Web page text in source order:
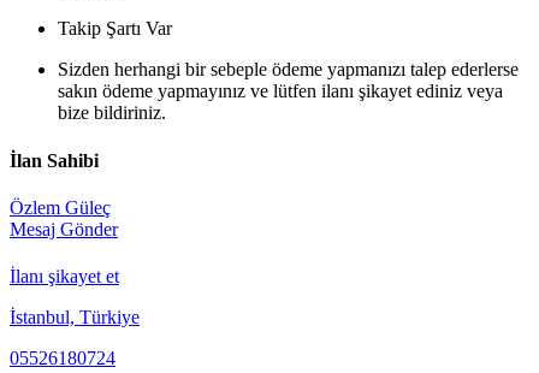
Takip Şartı Var
Sizden herhangi bir sebeple ödeme yapmanızı talep ederlerse
sakın ödeme yapmayınız ve lütfen ilanı şikayet ediniz veya
bize bildiriniz.
İlan Sahibi
Özlem Güleç
Mesaj Gönder
İlanı şikayet et
İstanbul, Türkiye
05526180724